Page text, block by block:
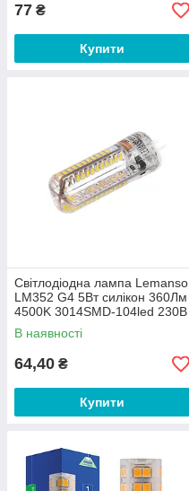
77 ₴
Купити
Світлодіодна лампа Lemanso
LM352 G4 5Вт силікон 360Лм
4500K 3014SMD-104led 230В
В наявності
64,40 ₴
Купити